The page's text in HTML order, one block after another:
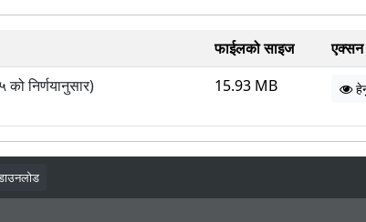
फाईलको साइज
एक्सन
निर्णयानुसार)
15.93 MB